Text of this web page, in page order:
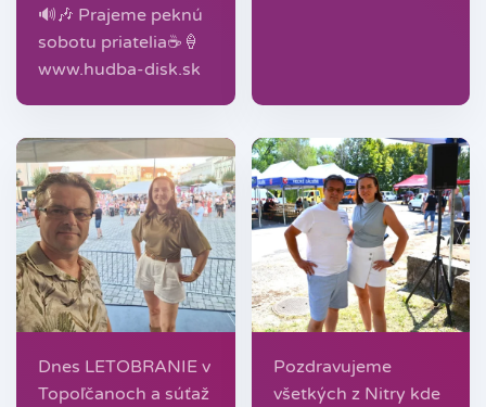
🔊🎶 Prajeme peknú
sobotu priatelia☕️🍦
www.hudba-disk.sk
Dnes LETOBRANIE v
Topoľčanoch a súťaž
Pozdravujeme
všetkých z Nitry kde